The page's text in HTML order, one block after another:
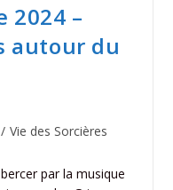
2024 –
autour du
/ Vie des Sorcières
par la musique